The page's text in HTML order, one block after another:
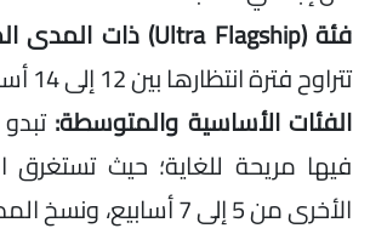
فئة (Ultra Flagship) ذات المدى الممتد (الهايبريد):
تتراوح فترة انتظارها بين 12 إلى 14 أسبوعاً.
الفئات الأساسية والمتوسطة:
فيها مريحة للغاية؛ حيث تستغرق